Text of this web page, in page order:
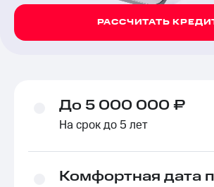
РАССЧИТАТЬ
До 5 000 000 ₽
На срок до 5 лет
Комфортная дата